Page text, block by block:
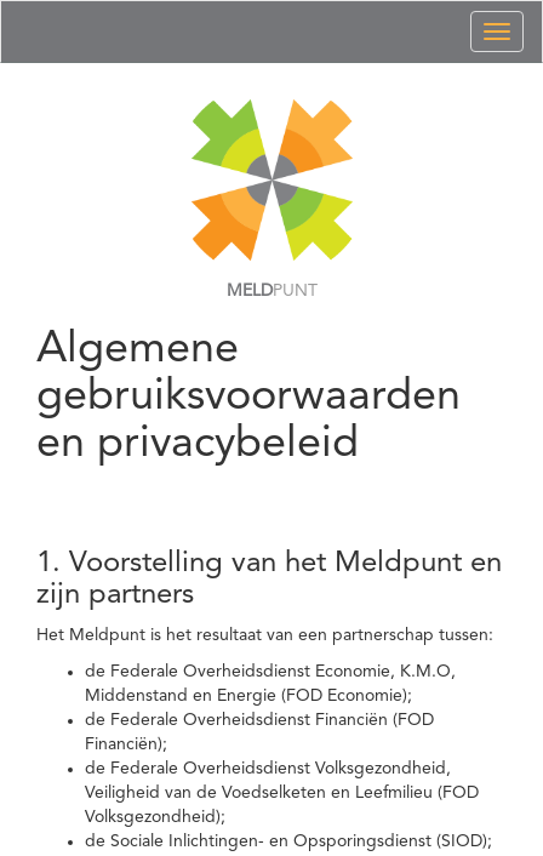
MELDPUNT
Algemene
gebruiksvoorwaarden
en privacybeleid
1. Voorstelling van het Meldpunt en
zijn partners
Het Meldpunt is het resultaat van een partnerschap tussen:
de Federale Overheidsdienst Economie, K.M.O,
Middenstand en Energie (FOD Economie);
de Federale Overheidsdienst Financiën (FOD
Financiën);
de Federale Overheidsdienst Volksgezondheid,
Veiligheid van de Voedselketen en Leefmilieu (FOD
Volksgezondheid);
de Sociale Inlichtingen- en Opsporingsdienst (SIOD);